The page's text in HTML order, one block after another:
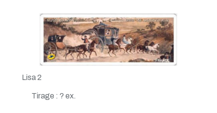
Lisa 2
Tirage : ? ex.